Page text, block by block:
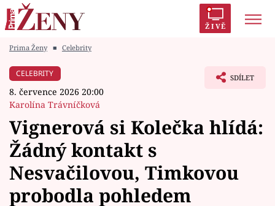
ŽIVĚ
Módní alarm
Témata
Celebrity
Prima Ženy ■ Celebrity
CELEBRITY
8. července 2026 20:00
Karolína Trávníčková
SDÍLET
Vignerová si Kolečka hlídá:
Žádný kontakt s
Nesvačilovou, Timkovou
probodla pohledem